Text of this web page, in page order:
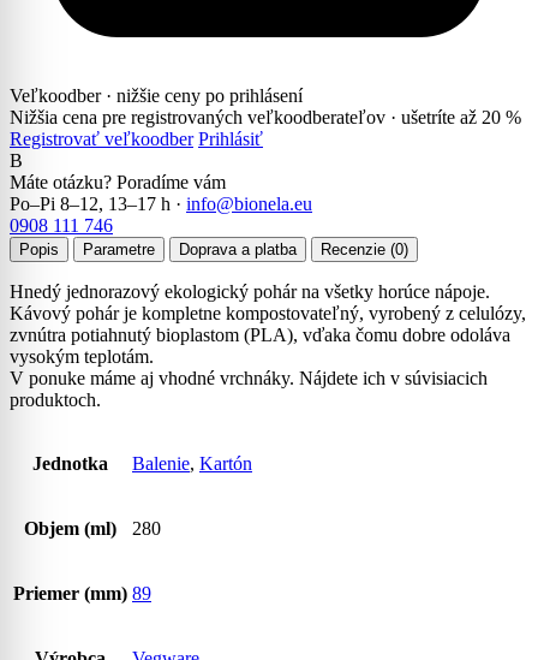
Veľkoodber · nižšie ceny po prihlásení
Nižšia cena pre registrovaných veľkoodberateľov · ušetríte až 20 %
Registrovať veľkoodber Prihlásiť
B
Máte otázku? Poradíme vám
Po–Pi 8–12, 13–17 h · info@bionela.eu
0908 111 746
Popis Parametre Doprava a platba Recenzie (0)
Hnedý jednorazový ekologický pohár na všetky horúce nápoje.
Kávový pohár je kompletne kompostovateľný, vyrobený z celulózy,
zvnútra potiahnutý bioplastom (PLA), vďaka čomu dobre odoláva
vysokým teplotám.
V ponuke máme aj vhodné vrchnáky. Nájdete ich v súvisiacich
produktoch.
Jednotka Balenie, Kartón
Objem (ml) 280
Priemer (mm) 89